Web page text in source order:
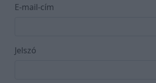
E-mail-cím
Jelszó